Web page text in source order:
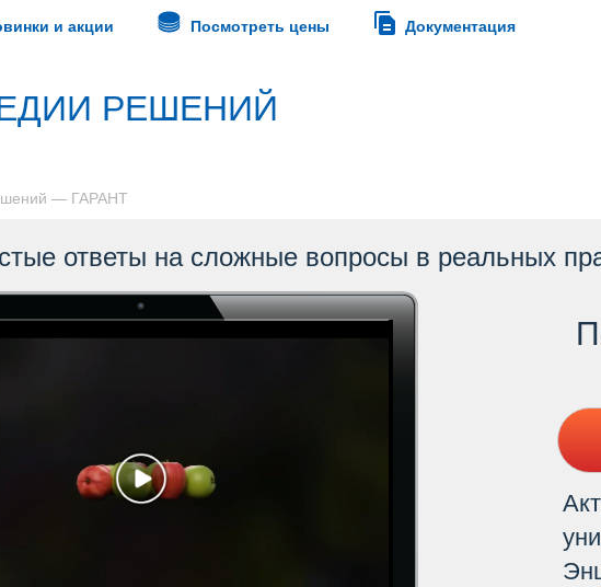
и акции Посмотреть цены Документация
РЕШЕНИЙ
— ГАРАНТ
ответы на сложные вопросы в реальных